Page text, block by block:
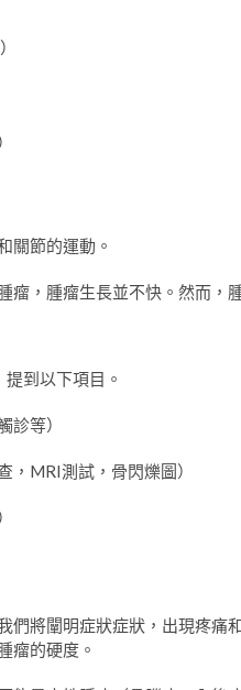
關節的運動。
瘤，腫瘤生長並不快。然而，
到以下項目。
診等）
，MRI測試，骨閃爍圖）
們將闡明症狀症狀，出現疼痛
瘤的硬度。